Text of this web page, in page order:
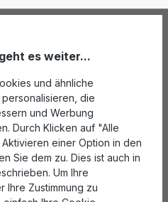
es weiter...
und ähnliche
die
und Werbung
Durch Klicken auf "Alle
einer Option in den
Sie dem zu. Dies ist auch in
Um Ihre
Ihre Zustimmung zu